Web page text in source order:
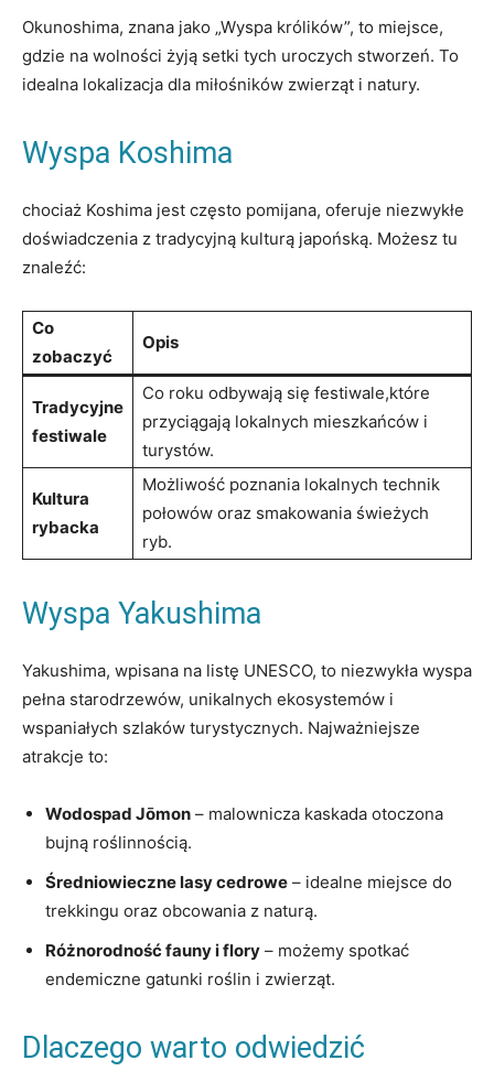
Okunoshima, znana jako „Wyspa królików”, to miejsce,
gdzie na wolności żyją setki tych uroczych stworzeń. To
idealna lokalizacja dla miłośników zwierząt i natury.
Wyspa Koshima
chociaż Koshima jest często pomijana, oferuje niezwykłe
doświadczenia z tradycyjną kulturą japońską. Możesz tu
znaleźć:
Co
zobaczyć
Opis
Tradycyjne
festiwale
Co roku odbywają się festiwale,które
przyciągają lokalnych mieszkańców i
turystów.
Kultura
rybacka
Możliwość poznania lokalnych technik
połowów oraz smakowania świeżych
ryb.
Wyspa Yakushima
Yakushima, wpisana na listę UNESCO, to niezwykła wyspa
pełna starodrzewów, unikalnych ekosystemów i
wspaniałych szlaków turystycznych. Najważniejsze
atrakcje to:
Wodospad Jōmon – malownicza kaskada otoczona
bujną roślinnością.
Średniowieczne lasy cedrowe – idealne miejsce do
trekkingu oraz obcowania z naturą.
Różnorodność fauny i flory – możemy spotkać
endemiczne gatunki roślin i zwierząt.
Dlaczego warto odwiedzić